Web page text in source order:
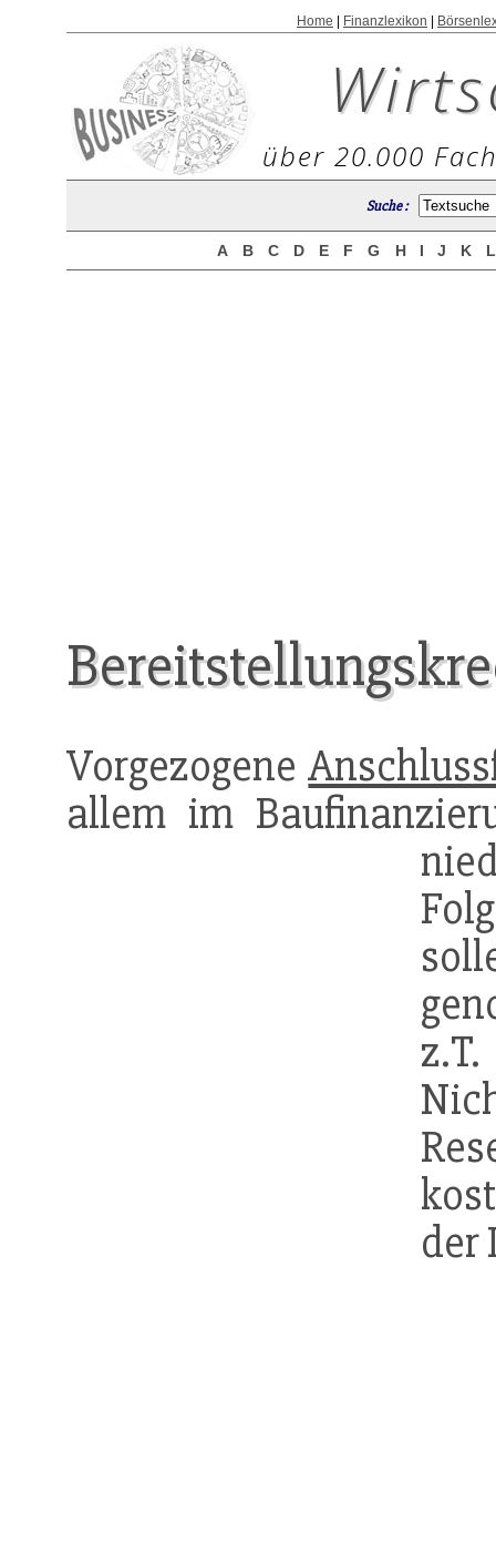
Home Finanzlexikon
über 20.000
Suche :
A B C D E F G H I J K
Vorgezogene
allem im
der